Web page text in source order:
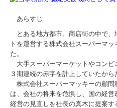
あらすじ
とある地方都市、商店街の中で、
トを運営する株式会社スーパーマ
た。
大手スーパーマーケットやコンビ
３期連続の赤字を計上していたから
株式会社スーパーマッキーの顧問
は、会社の将来を危惧し、国の経
経営の見直しを社長の真木に提案す